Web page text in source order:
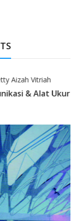
Vitriah
& Alat Ukur